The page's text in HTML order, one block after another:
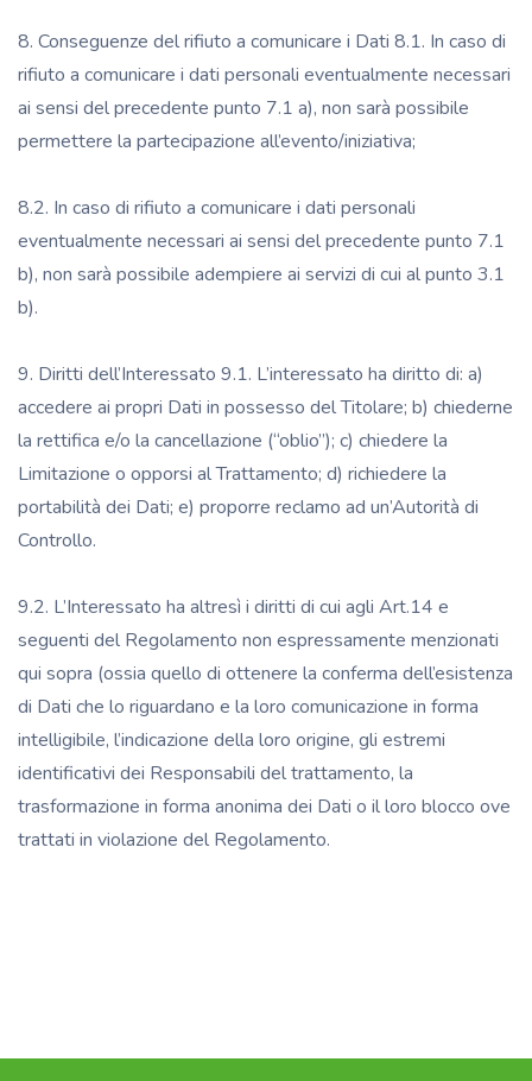
8. Conseguenze del rifiuto a comunicare i Dati 8.1. In caso di
rifiuto a comunicare i dati personali eventualmente necessari
ai sensi del precedente punto 7.1 a), non sarà possibile
permettere la partecipazione all’evento/iniziativa;
8.2. In caso di rifiuto a comunicare i dati personali
eventualmente necessari ai sensi del precedente punto 7.1
b), non sarà possibile adempiere ai servizi di cui al punto 3.1
b).
9. Diritti dell’Interessato 9.1. L’interessato ha diritto di: a)
accedere ai propri Dati in possesso del Titolare; b) chiederne
la rettifica e/o la cancellazione (“oblio”); c) chiedere la
Limitazione o opporsi al Trattamento; d) richiedere la
portabilità dei Dati; e) proporre reclamo ad un’Autorità di
Controllo.
9.2. L’Interessato ha altresì i diritti di cui agli Art.14 e
seguenti del Regolamento non espressamente menzionati
qui sopra (ossia quello di ottenere la conferma dell’esistenza
di Dati che lo riguardano e la loro comunicazione in forma
intelligibile, l’indicazione della loro origine, gli estremi
identificativi dei Responsabili del trattamento, la
trasformazione in forma anonima dei Dati o il loro blocco ove
trattati in violazione del Regolamento.